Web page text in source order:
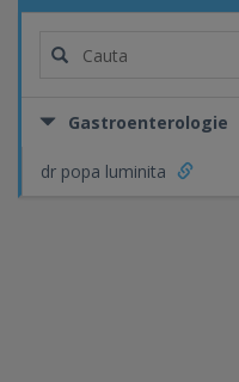
Gastroenterologie
dr popa luminita